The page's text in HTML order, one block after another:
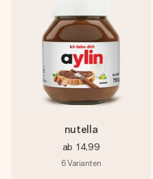
nutella
ab 14,99
6Varianten